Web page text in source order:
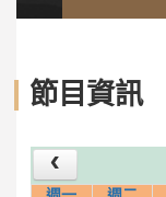
節目資訊